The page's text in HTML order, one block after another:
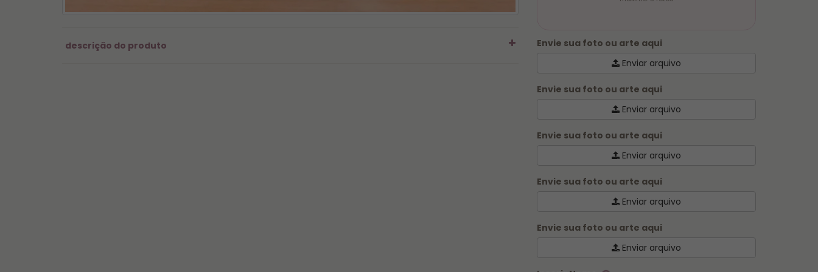
descrição do produto
Envie sua foto ou arte aqui
Enviar arquivo
Envie sua foto ou arte aqui
Enviar arquivo
Envie sua foto ou arte aqui
Enviar arquivo
Envie sua foto ou arte aqui
Enviar arquivo
Envie sua foto ou arte aqui
Enviar arquivo